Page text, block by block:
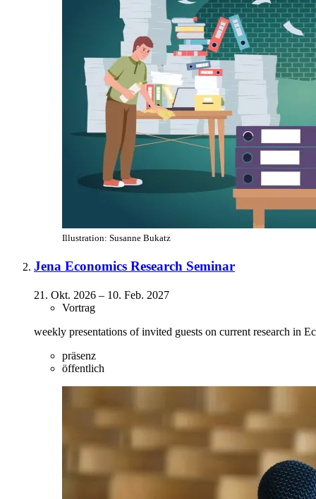
Illustration: Susanne Bukatz
Jena Economics Research Seminar
21. Okt. 2026 – 10. Feb. 2027
Vortrag
weekly presentations of invited guests on current research in
präsenz
öffentlich